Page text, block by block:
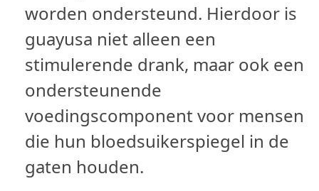
worden ondersteund. Hierdoor is
guayusa niet alleen een
stimulerende drank, maar ook een
ondersteunende
voedingscomponent voor mensen
die hun bloedsuikerspiegel in de
gaten houden.